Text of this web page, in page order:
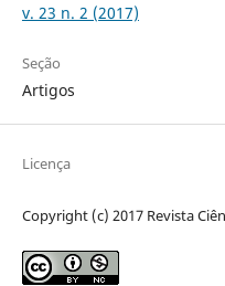
v. 23 n. 2 (2017)
Seção
Artigos
Licença
Copyright (c) 2017 Revista